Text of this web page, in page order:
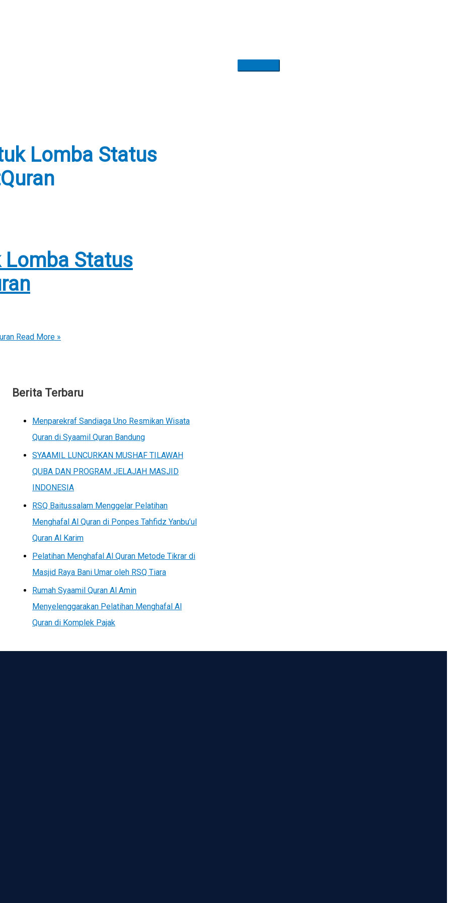
Lomba Status
Lomba Status
Read More »
Berita Terbaru
Menparekraf Sandiaga Uno Resmikan Wisata
Quran di Syaamil Quran Bandung
SYAAMIL LUNCURKAN MUSHAF TILAWAH
QUBA DAN PROGRAM JELAJAH MASJID
INDONESIA
RSQ Baitussalam Menggelar Pelatihan
Menghafal Al Quran di Ponpes Tahfidz Yanbu’ul
Quran Al Karim
Pelatihan Menghafal Al Quran Metode Tikrar di
Masjid Raya Bani Umar oleh RSQ Tiara
Rumah Syaamil Quran Al Amin
Menyelenggarakan Pelatihan Menghafal Al
Quran di Komplek Pajak